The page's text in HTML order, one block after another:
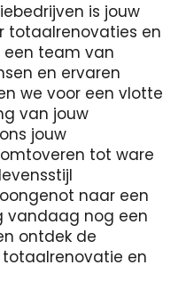
is jouw
totaalrenovaties en
een team van
en ervaren
we voor een vlotte
van jouw
jouw
tot ware
naar een
vandaag nog een
ontdek de
en